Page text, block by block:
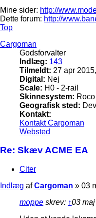
Mine sider: http://
Dette forum: http://
Top
Cargoman
Godsforvalter
Indlæg: 143
Tilmeldt: 27 apr
Digital: Nej
Scale: H0 - 2-rail
Skinnesystem:
Geografisk sted:
Kontakt:
Kontakt Cargoman
Websted
Re: Skæv ACME EA
Citer
Indlæg afCargoman » 03
moppe skrev: ↑03